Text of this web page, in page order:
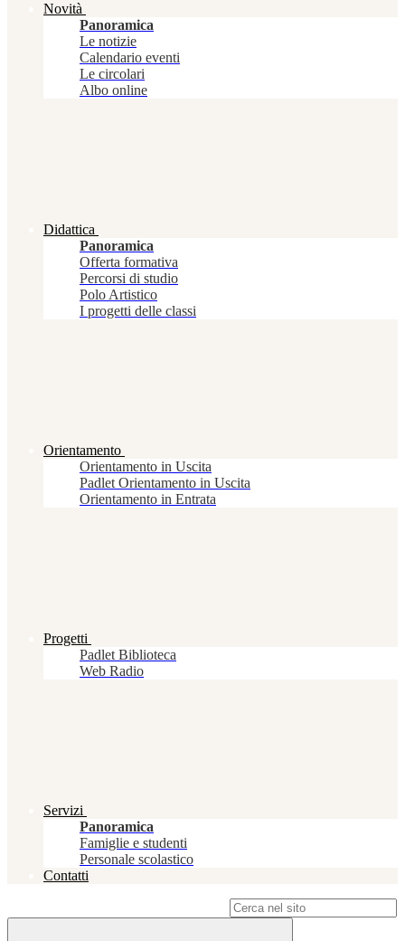
Novità
Panoramica
Le notizie
Calendario eventi
Le circolari
Albo online
Didattica
Panoramica
Offerta formativa
Percorsi di studio
Polo Artistico
I progetti delle classi
Orientamento
Orientamento in Uscita
Padlet Orientamento in Uscita
Orientamento in Entrata
Progetti
Padlet Biblioteca
Web Radio
Servizi
Panoramica
Famiglie e studenti
Personale scolastico
Contatti